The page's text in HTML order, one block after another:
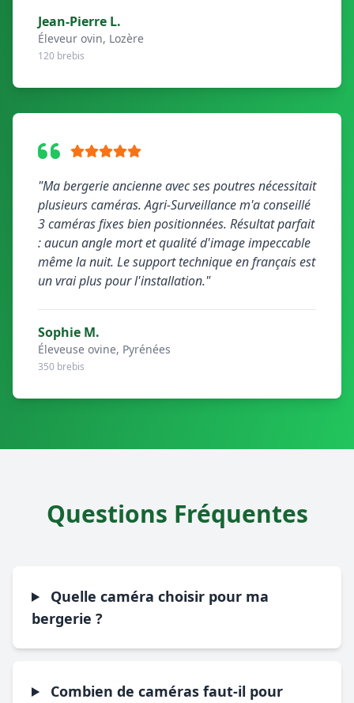
Jean-Pierre L.
Éleveur ovin, Lozère
120 brebis
"Ma bergerie ancienne avec ses poutres nécessitait
plusieurs caméras. Agri-Surveillance m'a conseillé
3 caméras fixes bien positionnées. Résultat parfait
: aucun angle mort et qualité d'image impeccable
même la nuit. Le support technique en français est
un vrai plus pour l'installation."
Sophie M.
Éleveuse ovine, Pyrénées
350 brebis
Questions Fréquentes
Quelle caméra choisir pour ma
bergerie ?
Combien de caméras faut-il pour